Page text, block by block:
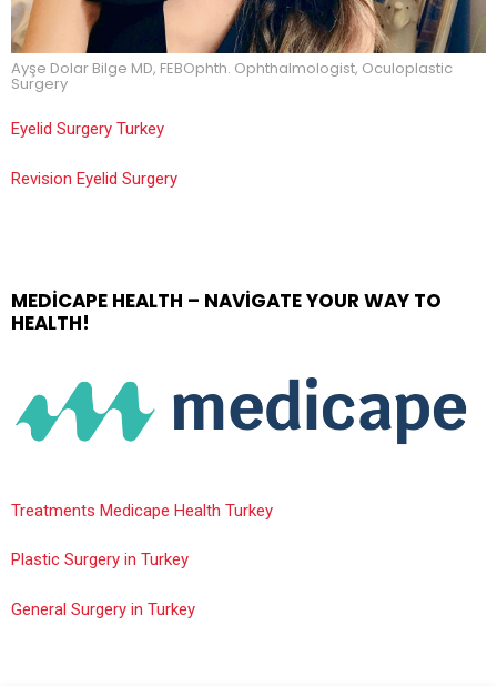
Ayşe Dolar Bilge MD, FEBOphth. Ophthalmologist, Oculoplastic
Surgery
Eyelid Surgery Turkey
Revision Eyelid Surgery
MEDICAPE HEALTH – NAVIGATE YOUR WAY TO
HEALTH!
Treatments Medicape Health Turkey
Plastic Surgery in Turkey
General Surgery in Turkey